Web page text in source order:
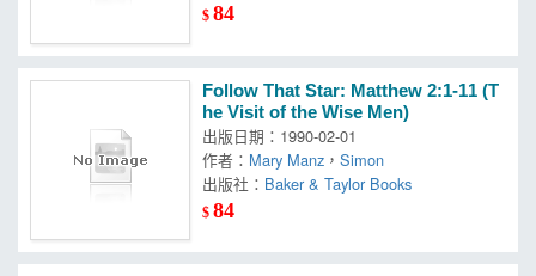
$84
Follow That Star: Matthew 2:1-11 (T
he Visit of the Wise Men)
出版日期：1990-02-01
作者： Mary Manz ，Simon
出版社： Baker & Taylor Books
$84